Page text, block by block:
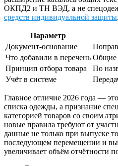
ОКПД2 и ТН ВЭД, а не
средств индивидуальной защиты.
Параметр
Документ-основание
Что добавили в перечень Общие
Принцип отбора товара
По
Учёт в системе
Главное отличие 2026 года —
списка одежды, а признание
категорией товаров со своим
новые правила требуют от
данные не только при выпуске
последующем перемещении и
увеличивает объём отчётности